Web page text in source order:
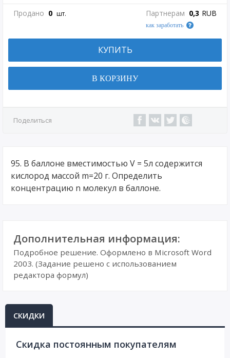
Продано 0 шт. Партнерам 0,3 RUB
как заработать
КУПИТЬ
В КОРЗИНУ
Поделиться
95. В баллоне вместимостью V = 5л содержится
кислород массой m=20 г. Определить
концентрацию n молекул в баллоне.
Дополнительная информация:
Подробное решение. Оформлено в Microsoft Word
2003. (Задание решено с использованием
редактора формул)
СКИДКИ
Cкидка постоянным покупателям